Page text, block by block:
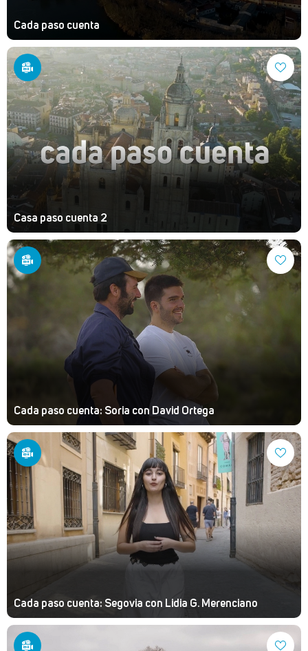
Cada paso cuenta
Casa paso cuenta 2
Cada paso cuenta: Soria con David Ortega
Cada paso cuenta: Segovia con Lidia G. Merenciano